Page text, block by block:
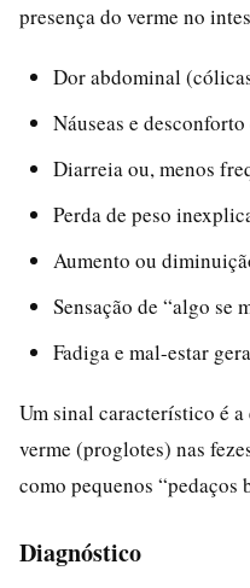
presença do verme no
Dor abdominal
Náuseas e
Diarreia ou, menos
Perda de peso
Aumento ou
Sensação de “algo se
Fadiga e mal-estar
Um sinal característico é
verme (proglotes) nas
como pequenos “pedaços
Diagnóstico